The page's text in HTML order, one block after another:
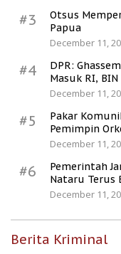
#3
Otsus
Papua
December 11,
#4
DPR:
Masuk RI,
December 11,
#5
Pakar
Pemimpin
December 11,
#6
Pemerintah
Nataru Terus
December 11,
Berita Kriminal